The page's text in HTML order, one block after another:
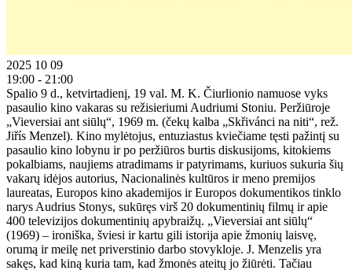
2025 10 09
19:00 - 21:00
Spalio 9 d., ketvirtadienį, 19 val. M. K. Čiurlionio namuose vyks
pasaulio kino vakaras su režisieriumi Audriumi Stoniu. Peržiūroje
„Vieversiai ant siūlų“, 1969 m. (čekų kalba „Skřivánci na niti“, rež.
Jiřís Menzel). Kino mylėtojus, entuziastus kviečiame tęsti pažintį su
pasaulio kino lobynu ir po peržiūros burtis diskusijoms, kitokiems
pokalbiams, naujiems atradimams ir patyrimams, kuriuos sukuria šių
vakarų idėjos autorius, Nacionalinės kultūros ir meno premijos
laureatas, Europos kino akademijos ir Europos dokumentikos tinklo
narys Audrius Stonys, sukūręs virš 20 dokumentinių filmų ir apie
400 televizijos dokumentinių apybraižų. „Vieversiai ant siūlų“
(1969) – ironiška, šviesi ir kartu gili istorija apie žmonių laisvę,
orumą ir meilę net priverstinio darbo stovykloje. J. Menzelis yra
sakęs, kad kiną kuria tam, kad žmonės ateitų jo žiūrėti. Tačiau